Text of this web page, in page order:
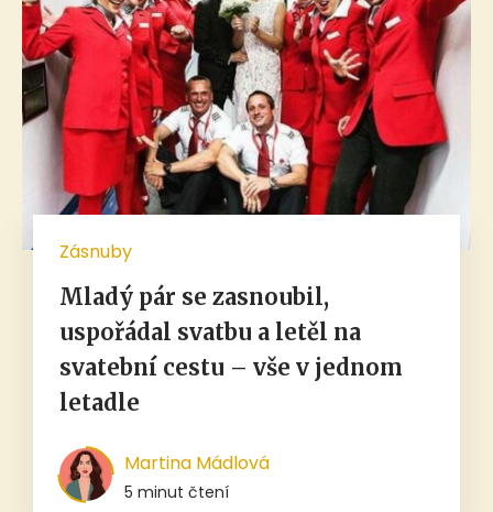
Zásnuby
Mladý pár se zasnoubil,
uspořádal svatbu a letěl na
svatební cestu – vše v jednom
letadle
Martina Mádlová
5 minut čtení